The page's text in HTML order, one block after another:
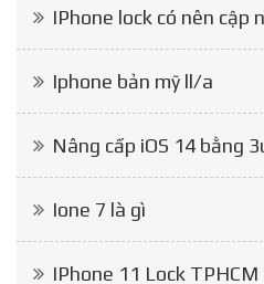
IPhone lock có nên cập
Iphone bản mỹ ll/a
Nâng cấp iOS 14 bằng
Ione 7 là gì
IPhone 11 Lock TPHCM